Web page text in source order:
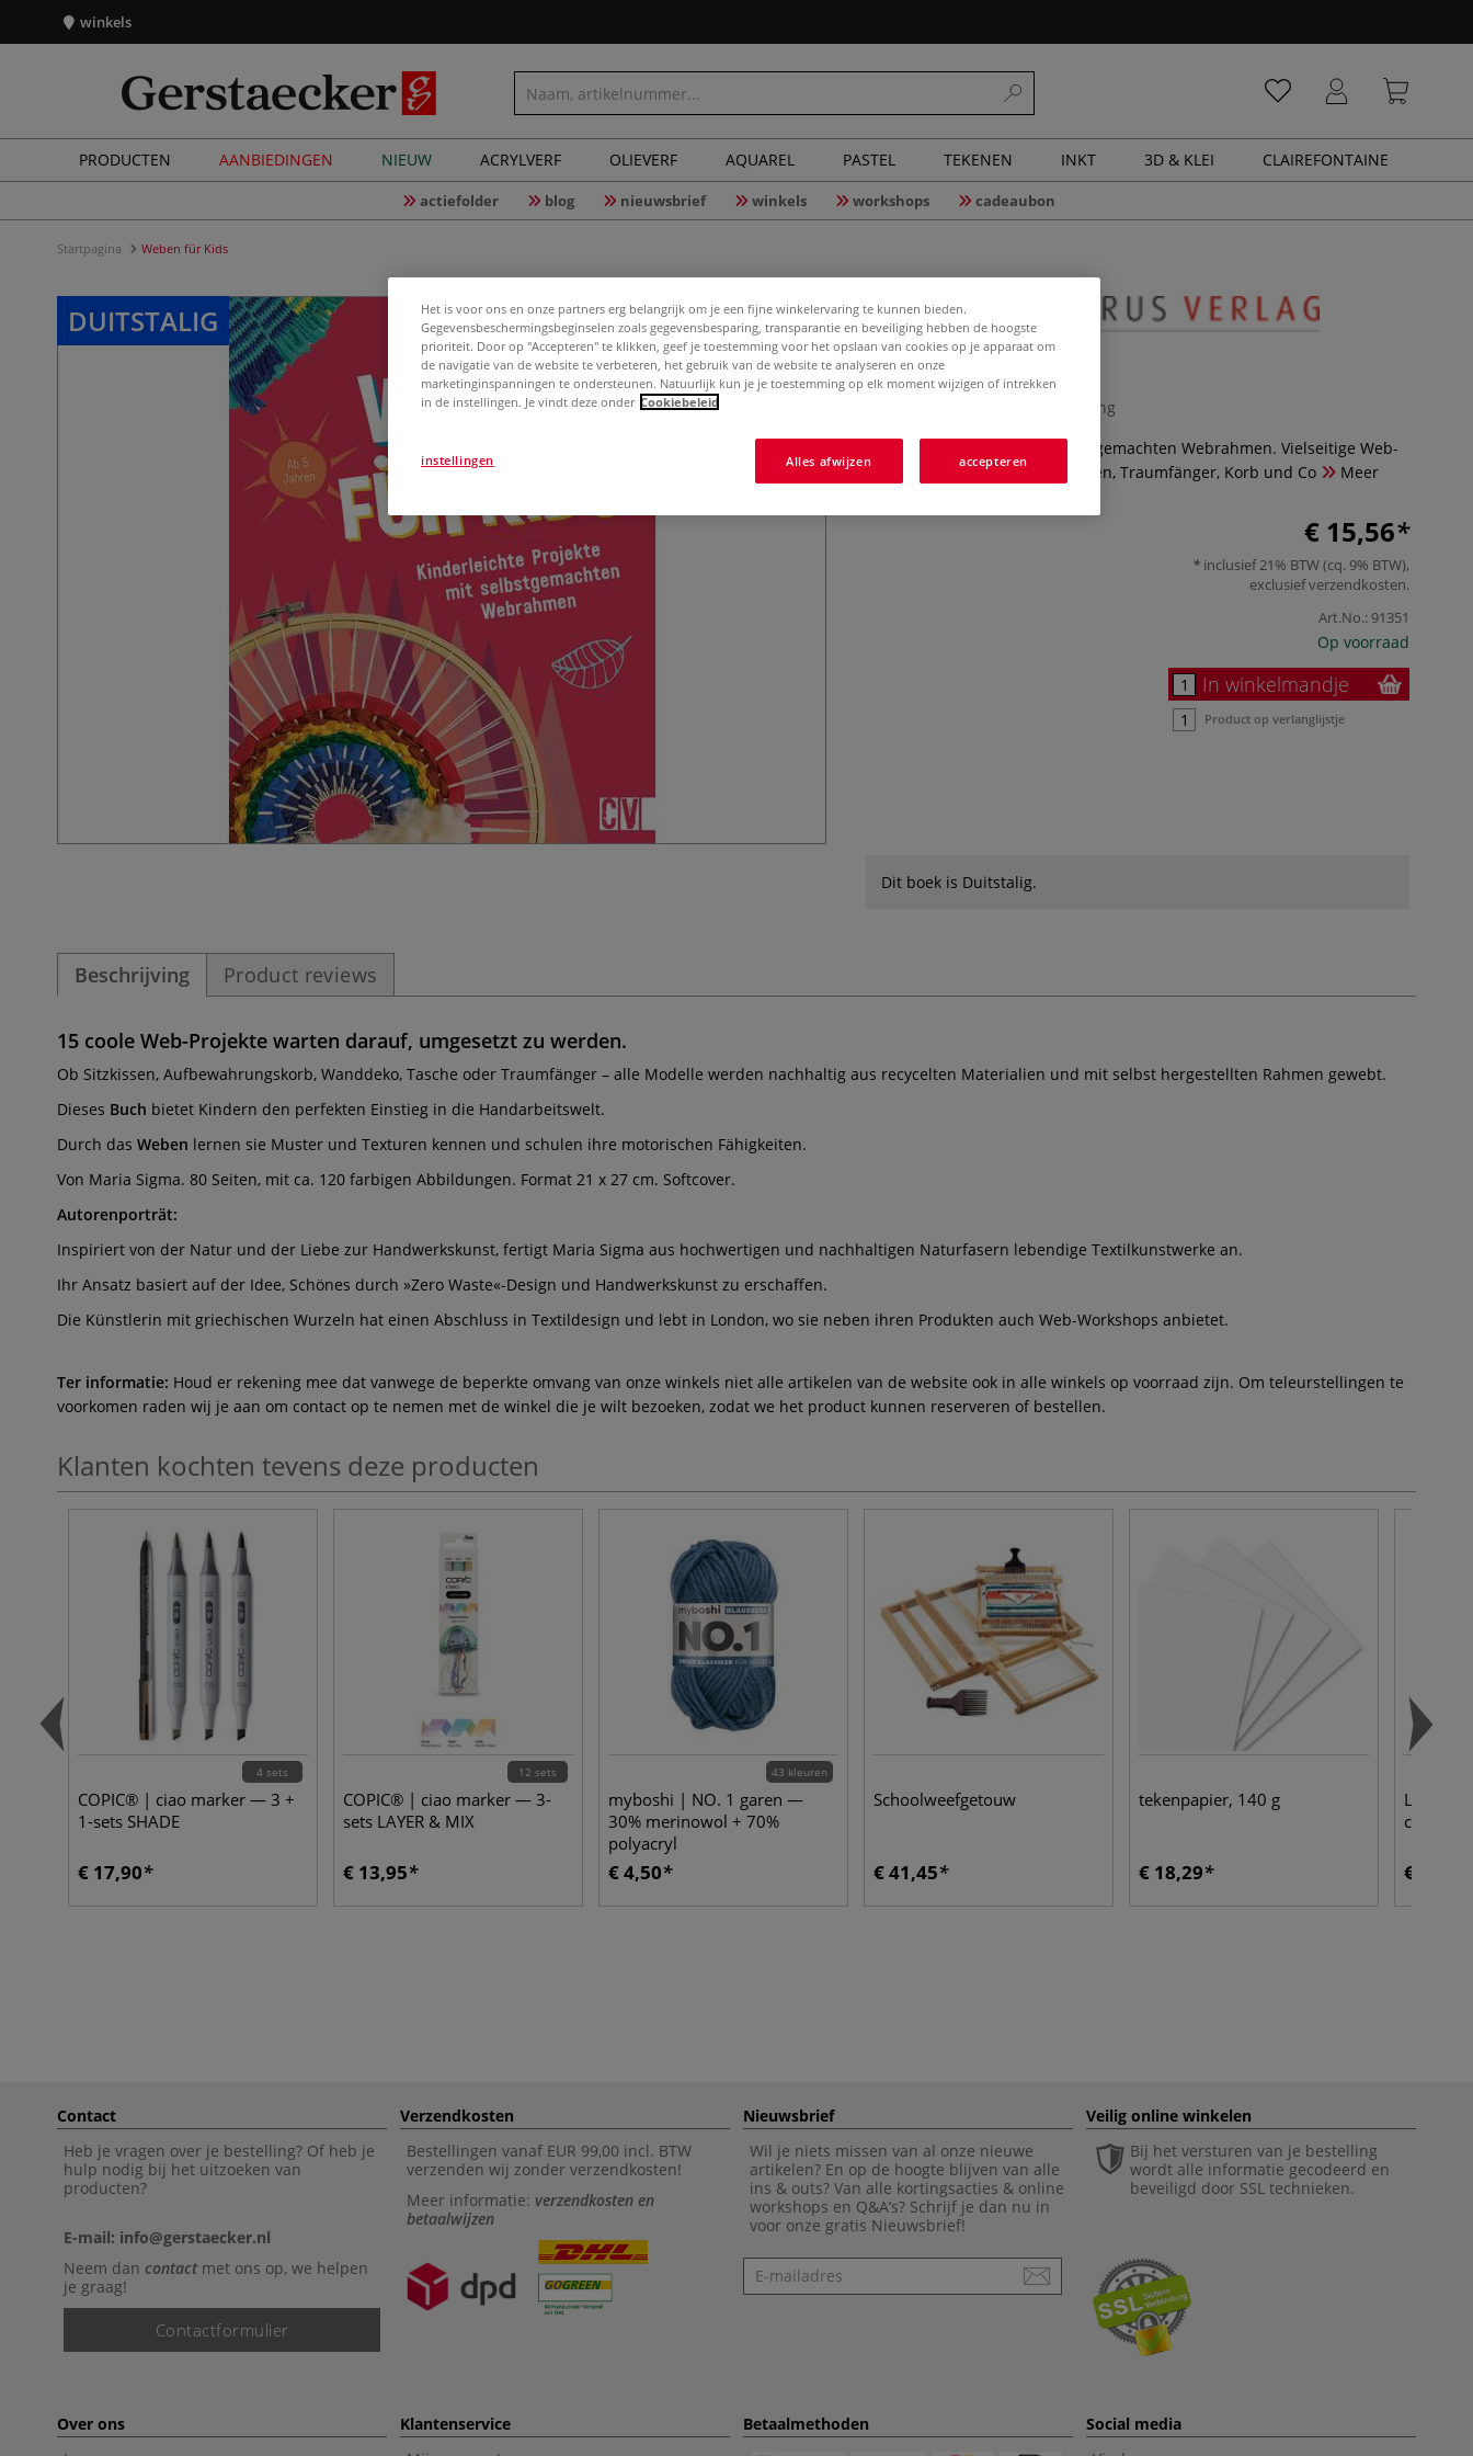
winkels
PRODUCTEN AANBIEDINGEN NIEUW ACRYLVERF OLIEVERF AQUAREL PASTEL TEKENEN INKT 3D & KLEI CLAIREFONTAINE
actiefolder blog nieuwsbrief winkels workshops cadeaubon
Startpagina Weben für Kids
DUITSTALIG
Weben für Kids
0 Beoordeling
Kinderleichte Projekte mit selbstgemachten Webrahmen. Vielseitige Web-
Projekte für Kinder ab 5: Sitzkissen, Traumfänger, Korb und Co
Meer
€ 15,56
inclusief 21% BTW (cq. 9% BTW),
exclusiefverzendkosten.
Art.No.: 91351
Op voorraad
In winkelmandje
Product op verlanglijstje
Dit boek is Duitstalig.
Beschrijving Product reviews
15 coole Web-Projekte warten darauf, umgesetzt zu werden.
Ob Sitzkissen, Aufbewahrungskorb, Wanddeko, Tasche oder Traumfänger – alle Modelle werden nachhaltig aus recycelten Materialien und mit selbst hergestellten Rahmen gewebt.
Dieses Buch bietet Kindern den perfekten Einstieg in die Handarbeitswelt.
Durch das Weben lernen sie Muster und Texturen kennen und schulen ihre motorischen Fähigkeiten.
Von Maria Sigma. 80 Seiten, mit ca. 120 farbigen Abbildungen. Format 21 x 27 cm. Softcover.
Autorenporträt:
Inspiriert von der Natur und der Liebe zur Handwerkskunst, fertigt Maria Sigma aus hochwertigen und nachhaltigen Naturfasern lebendige Textilkunstwerke an.
Ihr Ansatz basiert auf der Idee, Schönes durch »Zero Waste«-Design und Handwerkskunst zu erschaffen.
Die Künstlerin mit griechischen Wurzeln hat einen Abschluss in Textildesign und lebt in London, wo sie neben ihren Produkten auch Web-Workshops anbietet.
Ter informatie: Houd er rekening mee dat vanwege de beperkte omvang van onze winkels niet alle artikelen van de website ook in alle winkels op voorraad zijn. Om teleurstellingen te
voorkomen raden wij je aan om contact op te nemen met de winkel die je wilt bezoeken, zodat we het product kunnen reserveren of bestellen.
Klanten kochten tevens deze producten
4 sets
COPIC® | ciao marker — 3 +
1-sets SHADE
€ 17,90
12 sets
COPIC® | ciao marker — 3-
sets LAYER & MIX
€ 13,95
43 kleuren
myboshi | NO. 1 garen —
30% merinowol + 70%
polyacryl
€ 4,50
Schoolweefgetouw
€ 41,45
tekenpapier, 140 g
€ 18,29
Leniar®
coated
€ 4,90
Contact
Heb je vragen over je bestelling? Of heb je
hulp nodig bij het uitzoeken van
producten?
E-mail: info@gerstaecker.nl
Neem dan contactmet ons op, we helpen
je graag!
Contactformulier
Verzendkosten
Bestellingen vanaf EUR 99,00 incl. BTW
verzenden wij zonder verzendkosten!
Meer informatie: verzendkosten en
betaalwijzen
Nieuwsbrief
Wil je niets missen van al onze nieuwe
artikelen? En op de hoogte blijven van alle
ins & outs? Van alle kortingsacties & online
workshops en Q&A’s? Schrijf je dan nu in
voor onze gratis Nieuwsbrief!
Nieuwsbrief
Veilig online winkelen
Bij het versturen van je bestelling
wordt alle informatie gecodeerd en
beveiligd door SSL technieken.
Over ons
Klantenservice
Betaalmethoden
Social media
Het is voor ons en onze partners erg belangrijk om je een fijne winkelervaring te kunnen bieden.
Gegevensbeschermingsbeginselen zoals gegevensbesparing, transparantie en beveiliging hebben de hoogste
prioriteit. Door op "Accepteren" te klikken, geef je toestemming voor het opslaan van cookies op je apparaat om
de navigatie van de website te verbeteren, het gebruik van de website te analyseren en onze
marketinginspanningen te ondersteunen. Natuurlijk kun je je toestemming op elk moment wijzigen of intrekken
in de instellingen. Je vindt deze onder Cookiebeleid
Alles afwijzen accepteren
instellingen